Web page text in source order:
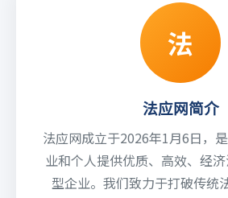
法
法应网简介
法应网成立于2026年1月6日，
业和个人提供优质、高效、经
型企业。我们致力于打破传统